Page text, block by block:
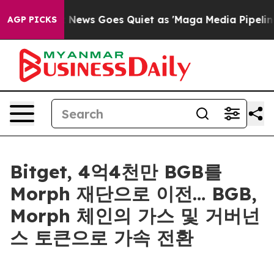
AGP PICKS
Fox News Goes Quiet as 'Maga Media Pipeline'
Bitget, 4억4천만 BGB를
Morph 재단으로 이전… BGB,
Morph 체인의 가스 및 거버넌
스 토큰으로 가속 전환